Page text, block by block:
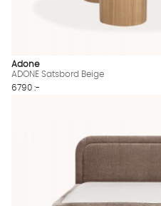
Adone
ADONE Satsbord Beige
6790 :-